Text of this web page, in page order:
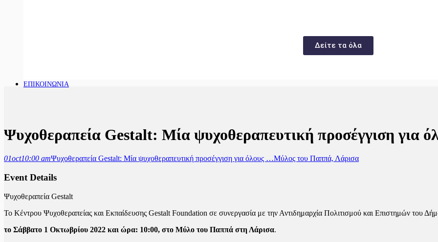
Δείτε τα όλα
ΕΠΙΚΟΙΝΩΝΙΑ
Ψυχοθεραπεία Gestalt: Μία ψυχοθεραπευτική προσέγγιση για
01oct10:00 amΨυχοθεραπεία Gestalt: Μία ψυχοθεραπευτική προσέγγιση για όλους …Μύλος του Παππά, Λάρισα
Event Details
Ψυχοθεραπεία Gestalt
Το Κέντρου Ψυχοθεραπείας και Εκπαίδευσης Gestalt Foundation σε συνεργασία με την Αντιδημαρχία Πολιτισμού και Επιστημών του
το Σάββατο 1 Οκτωβρίου 2022 και ώρα: 10:00, στο Μύλο του Παππά στη Λάρισα.